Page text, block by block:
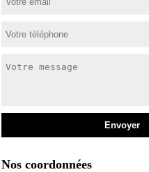
Nos coordonnées